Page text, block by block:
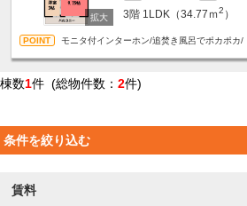
3階 1LDK（34.77ｍ2 ）
モニタ付インターホン/追焚き風呂でポカポカ/
棟数1件 (総物件数： 2件)
条件を絞り込む
賃料